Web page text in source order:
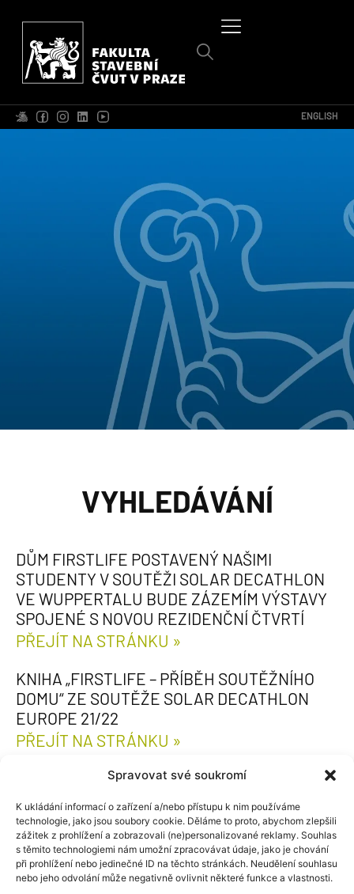
Spravovat své soukromí
K ukládání informací o zařízení a/nebo přístupu k nim používáme
technologie, jako jsou soubory cookie. Děláme to proto, abychom zlepšili
zážitek z prohlížení a zobrazovali (ne)personalizované reklamy. Souhlas
s těmito technologiemi nám umožní zpracovávat údaje, jako je chování
při prohlížení nebo jedinečné ID na těchto stránkách. Neudělení souhlasu
nebo jeho odvolání může negativně ovlivnit některé funkce a vlastnosti.
ENGLISH
VYHLEDÁVÁNÍ
DŮM FIRSTLIFE POSTAVENÝ NAŠIMI
STUDENTY V SOUTĚŽI SOLAR DECATHLON
VE WUPPERTALU BUDE ZÁZEMÍM VÝSTAVY
SPOJENÉ S NOVOU REZIDENČNÍ ČTVRTÍ
PŘEJÍT NA STRÁNKU »
KNIHA „FIRSTLIFE – PŘÍBĚH SOUTĚŽNÍHO
DOMU“ ZE SOUTĚŽE SOLAR DECATHLON
EUROPE 21/22
PŘEJÍT NA STRÁNKU »
TISKOVÁ ZPRÁVA – SOLAR DECATHLON –
TÝM FIRSTLIFE – 3. MÍSTO V KATEGORII
COMFORT
PŘEJÍT NA STRÁNKU »
TÝM ČVUT ÚSPĚŠNĚ PŘEDAL POROTĚ